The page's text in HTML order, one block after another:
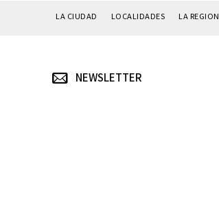
LA CIUDAD LOCALIDADES LA REGION
NEWSLETTER